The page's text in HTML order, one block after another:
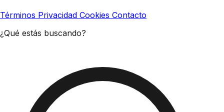
Términos Privacidad Cookies Contacto
¿Qué estás buscando?